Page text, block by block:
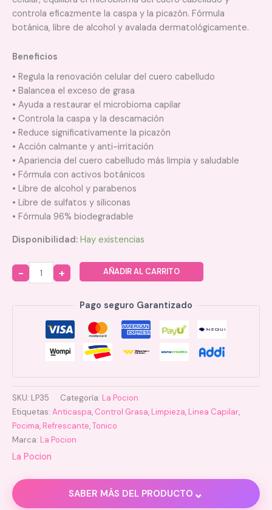
controla eficazmente la caspa y la picazón. Fórmula
botánica, libre de alcohol y avalada dermatológicamente.
Beneficios
• Regula la renovación celular del cuero cabelludo
• Balancea el exceso de grasa
• Ayuda a restaurar el microbioma capilar
• Controla la caspa y la descamación
• Reduce significativamente la picazón
• Acción calmante y anti-irritación
• Apariencia del cuero cabelludo más limpia y saludable
• Fórmula con activos botánicos
• Libre de alcohol y parabenos
• Libre de sulfatos y siliconas
• Fórmula 96% biodegradable
Disponibilidad: Hay existencias
Quantity
AÑADIR AL CARRITO
Pago seguro Garantizado
SKU: LP35 Categoría: La Pocion
Etiquetas: Anticaspa, Control Grasa, Limpieza, Linea Capilar,
Pocima, Refrescante,Tonico
Marca: La Pocion
La Pocion
SABER MÁS DEL PRODUCTO ⌄